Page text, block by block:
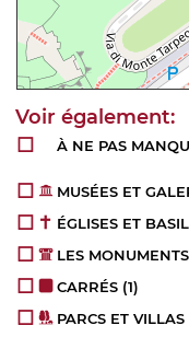
À NE PAS
MUSÉES ET
ÉGLISES ET
LES MONUMENTS
CARRÉS (1)
PARCS ET